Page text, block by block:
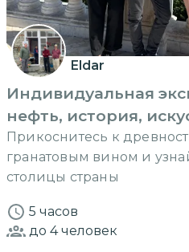
Eldar
Индивидуальная
нефть, история,
Прикоснитесь к
гранатовым вином и
столицы страны
5 часов
до 4человек